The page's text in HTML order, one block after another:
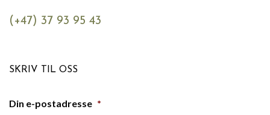
(+47) 37 93 95 43
SKRIV TIL OSS
Din e-postadresse *